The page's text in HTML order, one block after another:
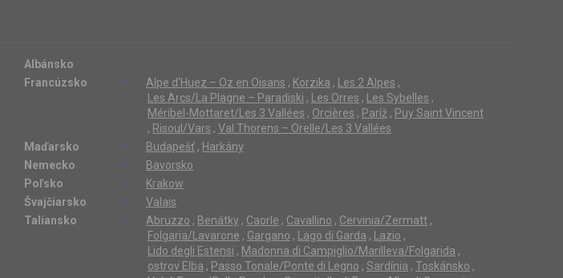
Albánsko
Francúzsko Alpe d'Huez – Oz en Oisans , Korzika , Les 2 Alpes ,
Les Arcs/La Plagne – Paradiski , Les Orres , Les Sybelles ,
Méribel-Mottaret/Les 3 Vallées , Orcières , Paríž , Puy Saint Vincent
, Risoul/Vars , Val Thorens – Orelle/Les 3 Vallées
Maďarsko Budapešť , Harkány
Nemecko
Bavorsko
Poľsko
Krakow
Švajčiarsko
Valais
Taliansko
Abruzzo , Benátky , Caorle , Cavallino , Cervinia/Zermatt ,
Folgaria/Lavarone , Gargano , Lago di Garda , Lazio ,
Lido degli Estensi , Madonna di Campiglio/Marilleva/Folgarida ,
ostrov Elba , Passo Tonale/Ponte di Legno , Sardínia , Toskánsko ,